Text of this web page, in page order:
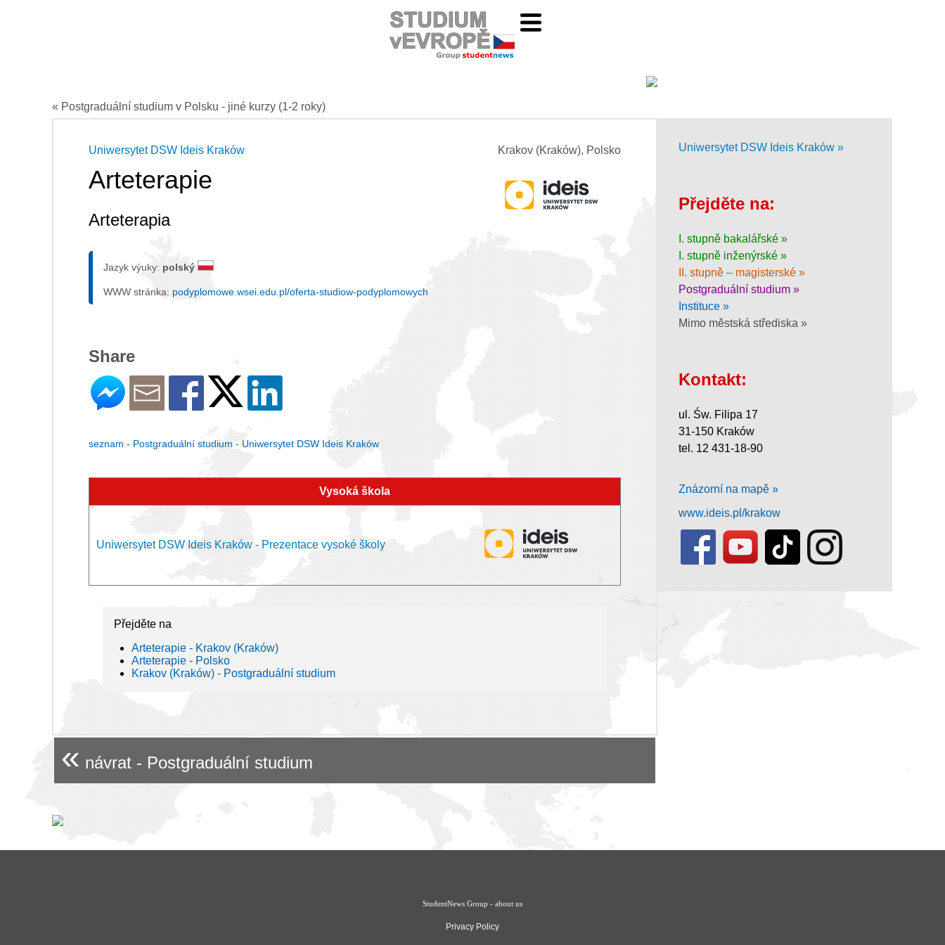
« Postgraduální studium v Polsku - jiné kurzy (1-2 roky)
Krakov (Kraków), Polsko
Uniwersytet DSW Ideis Kraków
Arteterapie
Arteterapia
Jazyk výuky: polský
WWW stránka: podyplomowe.wsei.edu.pl/oferta-studiow-podyplomowych
Share
seznam - Postgraduální studium - Uniwersytet DSW Ideis Kraków
Vysoká škola
Uniwersytet DSW Ideis Kraków - Prezentace vysoké školy
Přejděte na
Arteterapie - Krakov (Kraków)
Arteterapie - Polsko
Krakov (Kraków) - Postgraduální studium
« návrat - Postgraduální studium
Uniwersytet DSW Ideis Kraków »
Přejděte na:
I. stupně bakalářské »
I. stupně inženýrské »
II. stupně – magisterské »
Postgraduální studium »
Instituce »
Mimo městská střediska »
Kontakt:
ul. Św. Filipa 17
31-150 Kraków
tel. 12 431-18-90
Znázorní na mapě »
www.ideis.pl/krakow
StudentNews Group - about us
Privacy Policy